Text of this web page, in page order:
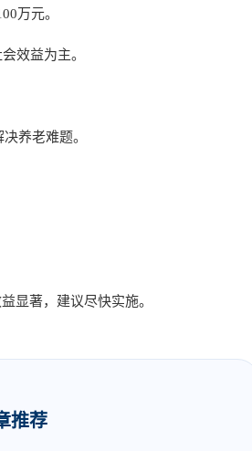
万元。
效益为主。
养老难题。
显著，建议尽快实施。
推荐